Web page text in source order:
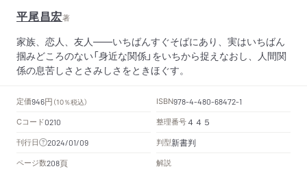
平尾昌宏著
家族、恋人、友人――いちばんすぐそばにあり、実はいちばん
掴みどころのない「身近な関係」をいちから捉えなおし、人間関
係の息苦しさとさみしさをときほぐす。
定価946円 （10％税込） ISBN978-4-480-68472-1
Cコード0210 整理番号４４５
刊行日 2024/01/09 判型新書判
ページ数208頁 解説